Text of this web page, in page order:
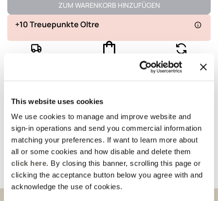
This website uses cookies
We use cookies to manage and improve website and
sign-in operations and send you commercial information
matching your preferences. If want to learn more about
all or some cookies and how disable and delete them
click here. By closing this banner, scrolling this page or
clicking the acceptance button below you agree with and
acknowledge the use of cookies.
ZUM WARENKORB HINZUFÜGEN
+10 Treuepunkte Oltre
Kostenlose
Rücksendung
Waschhinweise und Zusammensetzung
Versand und Rücksendungen
Vorgeschlagen für Sie